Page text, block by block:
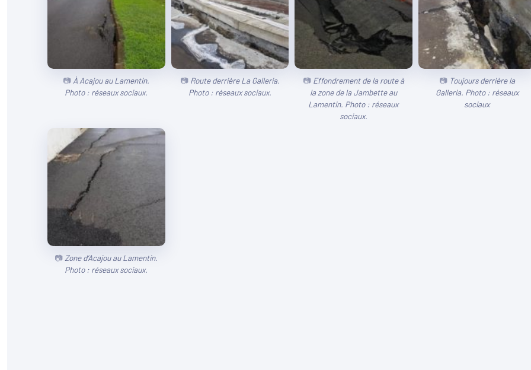
À Acajou au Lamentin.
Photo : réseaux sociaux.
Route derrière La Galleria.
Photo : réseaux sociaux.
Effondrement de la route à
la zone de la Jambette au
Lamentin. Photo : réseaux
sociaux.
Toujours derrière la
Galleria. Photo : réseaux
sociaux
Zone d’Acajou au Lamentin.
Photo : réseaux sociaux.